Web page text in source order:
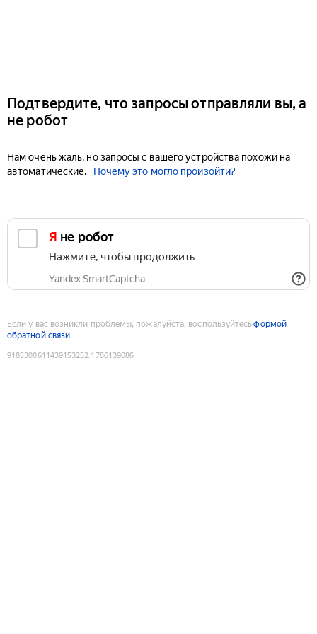
Подтвердите, что запросы отправляли вы, а
не робот
Нам очень жаль, но запросы с вашего устройства похожи на
автоматические.
Почему это могло произойти?
Я не робот
Нажмите, чтобы продолжить
Yandex SmartCaptcha
Если у вас возникли проблемы, пожалуйста, воспользуйтесьформой
обратной связи
9185300611439153252:1786139086